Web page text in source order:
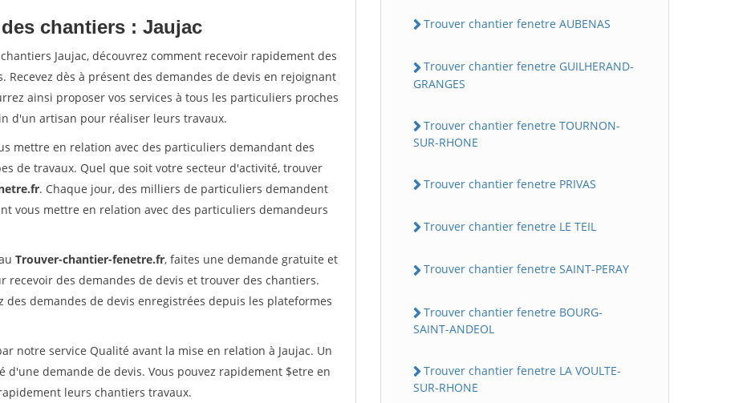
chantiers : Jaujac
Jaujac, découvrez comment recevoir rapidement des
dès à présent des demandes de devis en rejoignant
ainsi proposer vos services à tous les particuliers proches
d'un artisan pour réaliser leurs travaux.
mettre en relation avec des particuliers demandant des
de travaux. Quel que soit votre secteur d'activité, trouver
. Chaque jour, des milliers de particuliers demandent
vous mettre en relation avec des particuliers demandeurs
Trouver-chantier-fenetre.fr, faites une demande gratuite et
des demandes de devis et trouver des chantiers.
des demandes de devis enregistrées depuis les plateformes
notre service Qualité avant la mise en relation à Jaujac. Un
demande de devis. Vous pouvez rapidement $etre en
leurs chantiers travaux.
Trouver chantier fenetre AUBENAS
Trouver chantier fenetre GUILHERAND-
GRANGES
Trouver chantier fenetre TOURNON-
SUR-RHONE
Trouver chantier fenetre PRIVAS
Trouver chantier fenetre LE TEIL
Trouver chantier fenetre SAINT-PERAY
Trouver chantier fenetre BOURG-
SAINT-ANDEOL
Trouver chantier fenetre LA VOULTE-
SUR-RHONE